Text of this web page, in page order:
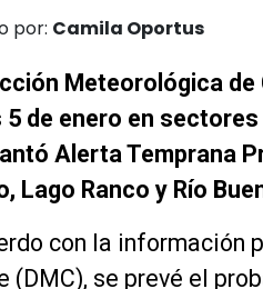
por: Camila Oportus
Meteorológica
de enero en
Alerta Temprana
Lago Ranco y Río
con la información
(DMC), se prevé el